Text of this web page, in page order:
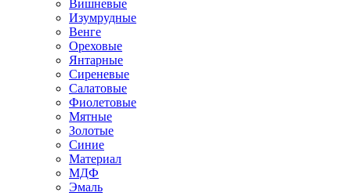
Вишневые
Изумрудные
Венге
Ореховые
Янтарные
Сиреневые
Салатовые
Фиолетовые
Мятные
Золотые
Синие
Материал
МДФ
Эмаль